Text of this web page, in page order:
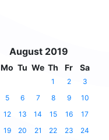
August 2019
Mo Tu We Th Fr Sa
1 2
3
5 6 7 8 9
10
12 13 14 15 16
17
19 20 21 22 23
24